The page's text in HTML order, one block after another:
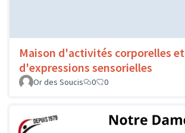
Maison d'activités corporelles et
d'expressions sensorielles
Or des Soucis
0 0